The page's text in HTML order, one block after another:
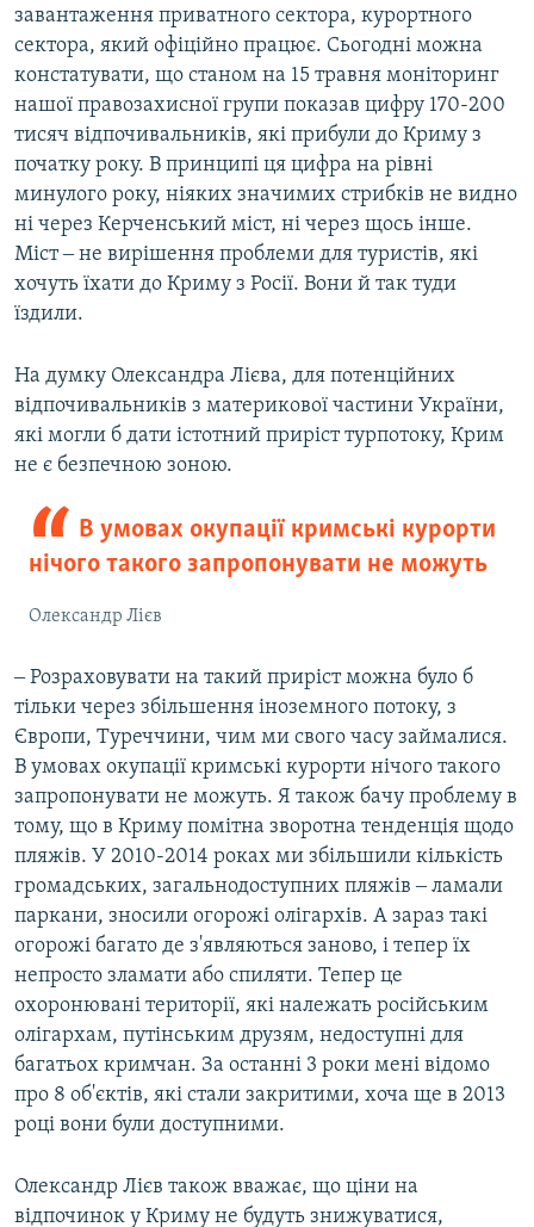
завантаження приватного сектора, курортного
сектора, який офіційно працює. Сьогодні можна
констатувати, що станом на 15 травня моніторинг
нашої правозахисної групи показав цифру 170-200
тисяч відпочивальників, які прибули до Криму з
початку року. В принципі ця цифра на рівні
минулого року, ніяких значимих стрибків не видно
ні через Керченський міст, ні через щось інше.
Міст ‒ не вирішення проблеми для туристів, які
хочуть їхати до Криму з Росії. Вони й так туди
їздили.
На думку Олександра Лієва, для потенційних
відпочивальників з материкової частини України,
які могли б дати істотний приріст турпотоку, Крим
не є безпечною зоною.
В умовах окупації кримські курорти
нічого такого запропонувати не можуть
Олександр Лієв
‒ Розраховувати на такий приріст можна було б
тільки через збільшення іноземного потоку, з
Європи, Туреччини, чим ми свого часу займалися.
В умовах окупації кримські курорти нічого такого
запропонувати не можуть. Я також бачу проблему в
тому, що в Криму помітна зворотна тенденція щодо
пляжів. У 2010-2014 роках ми збільшили кількість
громадських, загальнодоступних пляжів ‒ ламали
паркани, зносили огорожі олігархів. А зараз такі
огорожі багато де з'являються заново, і тепер їх
непросто зламати або спиляти. Тепер це
охоронювані території, які належать російським
олігархам, путінським друзям, недоступні для
багатьох кримчан. За останні 3 роки мені відомо
про 8 об'єктів, які стали закритими, хоча ще в 2013
році вони були доступними.
Олександр Лієв також вважає, що ціни на
відпочинок у Криму не будуть знижуватися,